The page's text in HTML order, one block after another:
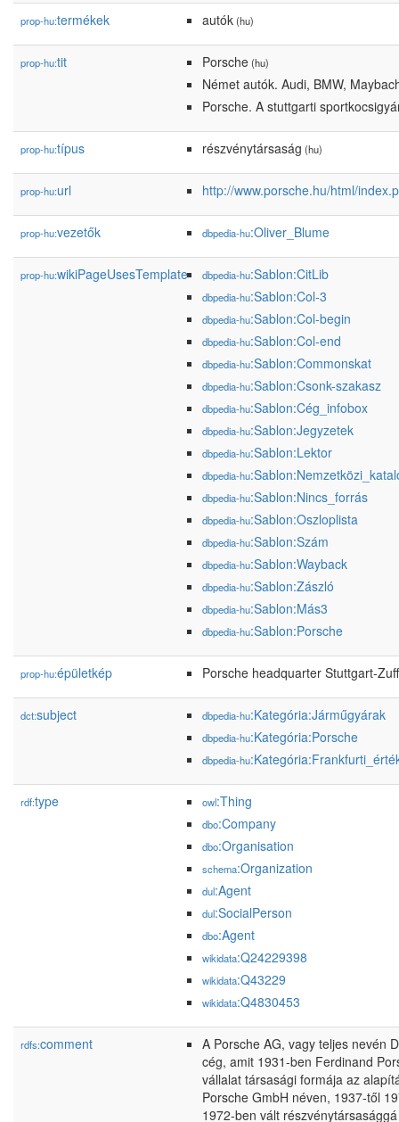
prop-hu:termékek autók(hu)
prop-hu:tit Porsche(hu)
Német autók. Audi, BMW,
Porsche. A stuttgarti
prop-hu:típus részvénytársaság (hu)
prop-hu:url http://www.porsche.hu/html/
prop-hu:vezetők dbpedia-hu:Oliver_Blume
prop-hu:wikiPageUsesTemplate dbpedia-hu:Sablon:CitLib
dbpedia-hu:Sablon:Col-3
dbpedia-hu:Sablon:Col-begin
dbpedia-hu:Sablon:Col-end
dbpedia-hu:Sablon:Commonskat
dbpedia-hu:Sablon:Csonk-szakasz
dbpedia-hu:Sablon:Cég_infobox
dbpedia-hu:Sablon:Jegyzetek
dbpedia-hu:Sablon:Lektor
dbpedia-hu
dbpedia-hu:Sablon:Nincs_forrás
dbpedia-hu:Sablon:Oszloplista
dbpedia-hu:Sablon:Szám
dbpedia-hu:Sablon:Wayback
dbpedia-hu:Sablon:Zászló
dbpedia-hu:Sablon:Más3
dbpedia-hu:Sablon:Porsche
prop-hu:épületkép Porsche headquarter Stuttgart-
dct:subject dbpedia-hu:Kategória:Járműgyárak
dbpedia-hu:Kategória:Porsche
dbpedia-hu
rdf:type owl:Thing
dbo:Company
dbo:Organisation
schema:Organization
dul:Agent
dul:SocialPerson
dbo:Agent
wikidata:Q24229398
wikidata:Q43229
wikidata:Q4830453
rdfs:comment
A Porsche AG, vagy teljes nevén
cég, amit 1931-ben Ferdinand
vállalat társasági formája az
Porsche GmbH néven, 1937-től
1972-ben vált